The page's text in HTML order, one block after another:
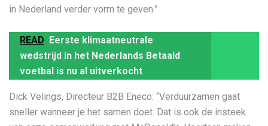
in Nederland verder vorm te geven.”
READ Eerste klimaatneutrale
wedstrijd in het Nederlands Betaald
voetbal is nu al uitverkocht
Dick Velings, Directeur B2B Eneco: “Verduurzamen gaat
sneller wanneer je het samen doet. Dat is ook de insteek